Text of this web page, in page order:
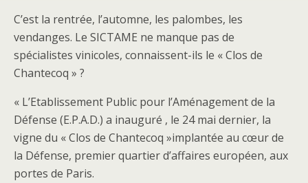
C’est la rentrée, l’automne, les palombes, les
vendanges. Le SICTAME ne manque pas de
spécialistes vinicoles, connaissent-ils le « Clos de
Chantecoq » ?
« L’Etablissement Public pour l’Aménagement de la
Défense (E.P.A.D.) a inauguré , le 24 mai dernier, la
vigne du « Clos de Chantecoq »implantée au cœur de
la Défense, premier quartier d’affaires européen, aux
portes de Paris.